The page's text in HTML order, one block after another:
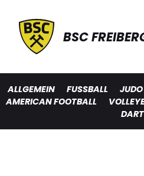
BSC
ALLGEMEIN FUSSBALL JUDO
AMERICAN FOOTBALL
DART